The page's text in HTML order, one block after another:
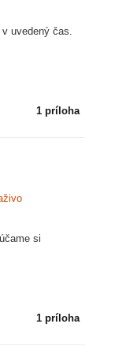
uvedený čas.
1 príloha
si
1 príloha